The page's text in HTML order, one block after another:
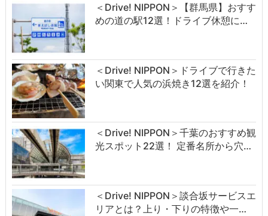
＜Drive! NIPPON＞【群馬県】おすす
めの道の駅12選！ドライブ休憩に…
＜Drive! NIPPON＞ドライブで行きた
い関東で人気の浜焼き12選を紹介！
＜Drive! NIPPON＞千葉のおすすめ観
光スポット22選！ 定番名所から穴…
＜Drive! NIPPON＞談合坂サービスエ
リアとは？上り・下りの特徴や一…